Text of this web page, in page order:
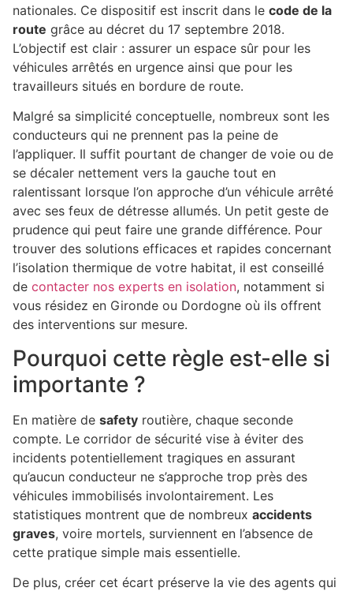
nationales. Ce dispositif est inscrit dans le code de la
route grâce au décret du 17 septembre 2018.
L’objectif est clair : assurer un espace sûr pour les
véhicules arrêtés en urgence ainsi que pour les
travailleurs situés en bordure de route.
Malgré sa simplicité conceptuelle, nombreux sont les
conducteurs qui ne prennent pas la peine de
l’appliquer. Il suffit pourtant de changer de voie ou de
se décaler nettement vers la gauche tout en
ralentissant lorsque l’on approche d’un véhicule arrêté
avec ses feux de détresse allumés. Un petit geste de
prudence qui peut faire une grande différence. Pour
trouver des solutions efficaces et rapides concernant
l’isolation thermique de votre habitat, il est conseillé
de contacter nos experts en isolation, notamment si
vous résidez en Gironde ou Dordogne où ils offrent
des interventions sur mesure.
Pourquoi cette règle est-elle si
importante ?
En matière de safety routière, chaque seconde
compte. Le corridor de sécurité vise à éviter des
incidents potentiellement tragiques en assurant
qu’aucun conducteur ne s’approche trop près des
véhicules immobilisés involontairement. Les
statistiques montrent que de nombreux accidents
graves, voire mortels, surviennent en l’absence de
cette pratique simple mais essentielle.
De plus, créer cet écart préserve la vie des agents qui